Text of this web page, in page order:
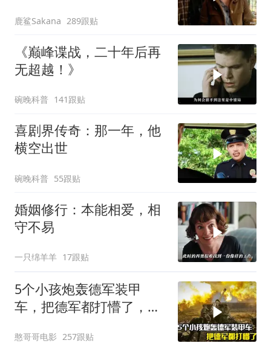
鹿鲨Sakana 289跟贴
《巅峰谍战，二十年后再
无超越！》
碗晚科普 141跟贴
喜剧界传奇：那一年，他
横空出世
碗晚科普 55跟贴
婚姻修行：本能相爱，相
守不易
一只绵羊羊 17跟贴
5个小孩炮轰德军装甲
车，把德军都打懵了，战
憨哥哥电影 257跟贴